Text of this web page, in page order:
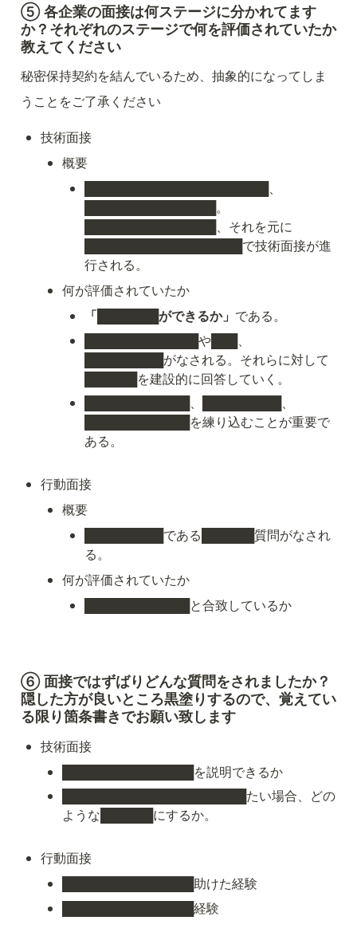
⑤ 各企業の面接は何ステージに分かれてます
か？それぞれのステージで何を評価されていたか
教えてください
秘密保持契約を結んでいるため、抽象的になってしま
うことをご了承ください
技術面接
概要
█████████████、
███████████████。
███████████████、それを元に
██████████████████で技術面接が進
行される。
何が評価されていたか
「
ができるか」 である。
█████████████や███、
█████████がなされる。それらに対して
██████を建設的に回答していく。
████████████、█████████、
████████████を練り込むことが重要で
ある。
行動面接
概要
█████████である██████質問がなされ
る。
何が評価されていたか
████████████と合致しているか
⑥ 面接ではずばりどんな質問をされましたか？
隠した方が良いところ黒塗りするので、覚えてい
る限り箇条書きでお願い致します
技術面接
███████████████を説明できるか
█████████████████████たい場合、どの
ような██████にするか。
行動面接
███████████████助けた経験
███████████████経験